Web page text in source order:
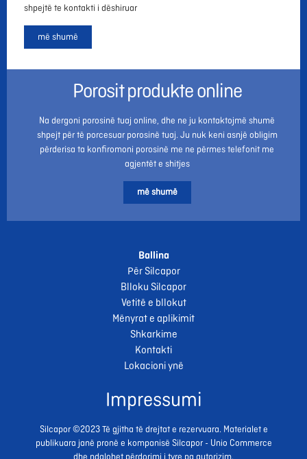
shpejtë te kontakti i dëshiruar
më shumë
Porosit produkte online
Na dergoni porosinë tuaj online, dhe ne ju kontaktojmë shumë
shpejt për të porcesuar porosinë tuaj. Ju nuk keni asnjë obligim
përderisa ta konfiromoni porosinë me ne përmes telefonit me
agjentët e shitjes
më shumë
Ballina
Për Silcapor
Blloku Silcapor
Vetitë e bllokut
Mënyrat e aplikimit
Shkarkime
Kontakti
Lokacioni ynë
Impressumi
Silcapor ©2023 Të gjitha të drejtat e rezervuara. Materialet e
publikuara janë pronë e kompanisë Silcapor - Unio Commerce
dhe ndalohet përdorimi i tyre pa autorizim.